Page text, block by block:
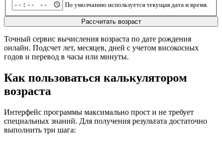
По умолчанию используется текущая дата и время.
Рассчитать возраст
Точный сервис вычисления возраста по дате рождения
онлайн. Подсчет лет, месяцев, дней с учетом високосных
годов и перевод в часы или минуты.
Как пользоваться калькулятором
возраста
Интерфейс программы максимально прост и не требует
специальных знаний. Для получения результата достаточно
выполнить три шага: